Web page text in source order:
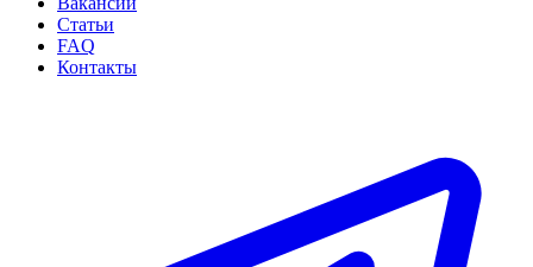
Статьи
FAQ
Контакты